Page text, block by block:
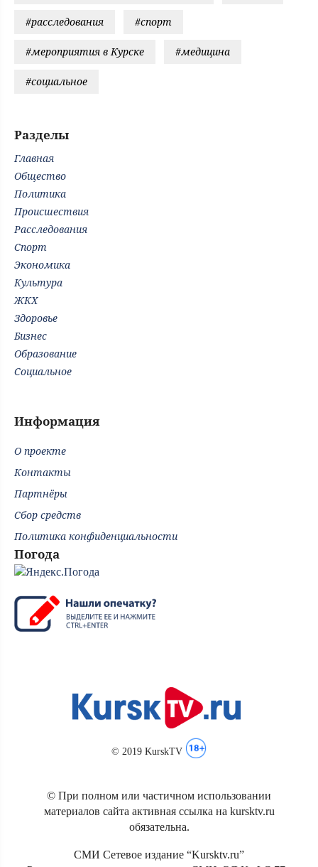
#расследования #спорт
#мероприятия в Курске #медицина
#социальное
Разделы
Главная
Общество
Политика
Происшествия
Расследования
Спорт
Экономика
Культура
ЖКХ
Здоровье
Бизнес
Образование
Социальное
Информация
О проекте
Контакты
Партнёры
Сбор средств
Политика конфиденциальности
Погода
© 2019 KurskTV
© При полном или частичном использовании
материалов сайта активная ссылка на kursktv.ru
обязательна.
СМИ Сетевое издание “Kursktv.ru”